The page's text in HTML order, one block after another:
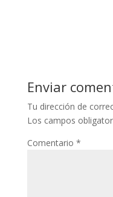
Enviar
Tu dirección de
Los campos
Comentario *